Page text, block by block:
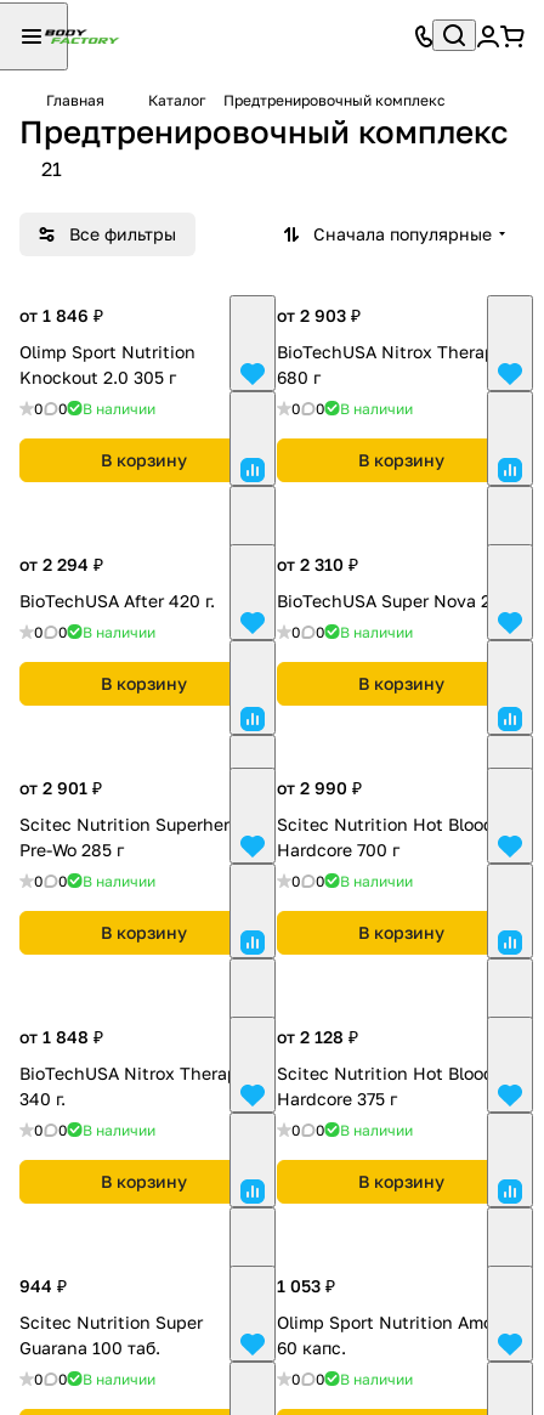
Главная Каталог Предтренировочный комплекс
Предтренировочный комплекс
21
Все фильтры Сначала популярные
от 1 846 ₽
Olimp Sport Nutrition
Knockout 2.0 305 г
0 0 В наличии
В корзину
от 2 903 ₽
BioTechUSA Nitrox Therapy
680 г
0 0 В наличии
В корзину
от 2 294 ₽
BioTechUSA After 420 г.
0 0 В наличии
В корзину
от 2 310 ₽
BioTechUSA Super Nova 282 г.
0 0 В наличии
В корзину
от 2 901 ₽
Scitec Nutrition Superhero
Pre-Wo 285 г
0 0 В наличии
В корзину
от 2 990 ₽
Scitec Nutrition Hot Blood
Hardcore 700 г
0 0 В наличии
В корзину
от 1 848 ₽
BioTechUSA Nitrox Therapy
340 г.
0 0 В наличии
В корзину
от 2 128 ₽
Scitec Nutrition Hot Blood
Hardcore 375 г
0 0 В наличии
В корзину
944 ₽
Scitec Nutrition Super
Guarana 100 таб.
0 0 В наличии
1 053 ₽
Olimp Sport Nutrition Amok
60 капс.
0 0 В наличии